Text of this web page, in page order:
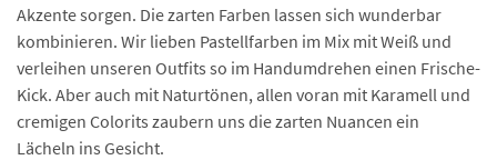
Akzente sorgen. Die zarten Farben lassen sich wunderbar
kombinieren. Wir lieben Pastellfarben im Mix mit Weiß und
verleihen unseren Outfits so im Handumdrehen einen Frische-
Kick. Aber auch mit Naturtönen, allen voran mit Karamell und
cremigen Colorits zaubern uns die zarten Nuancen ein
Lächeln ins Gesicht.